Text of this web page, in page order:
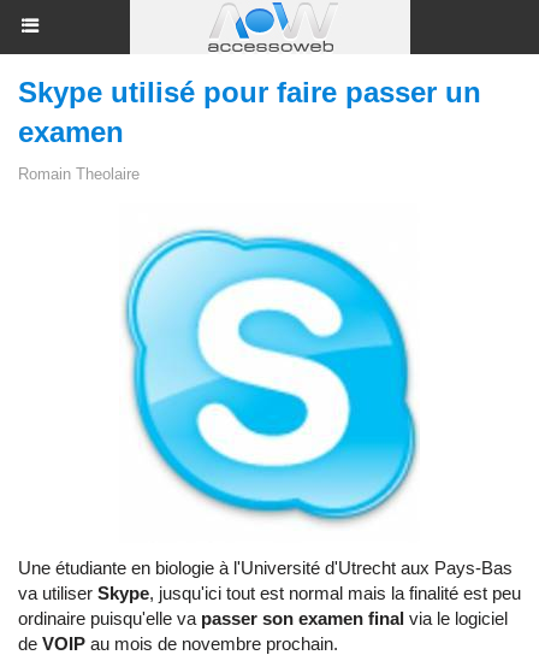
Skype utilisé pour faire passer un
examen
Romain Theolaire
Une étudiante en biologie à l'Université d'Utrecht aux Pays-Bas
va utiliser Skype, jusqu'ici tout est normal mais la finalité est peu
ordinaire puisqu'elle va passer son examen final via le logiciel
de VOIP au mois de novembre prochain.